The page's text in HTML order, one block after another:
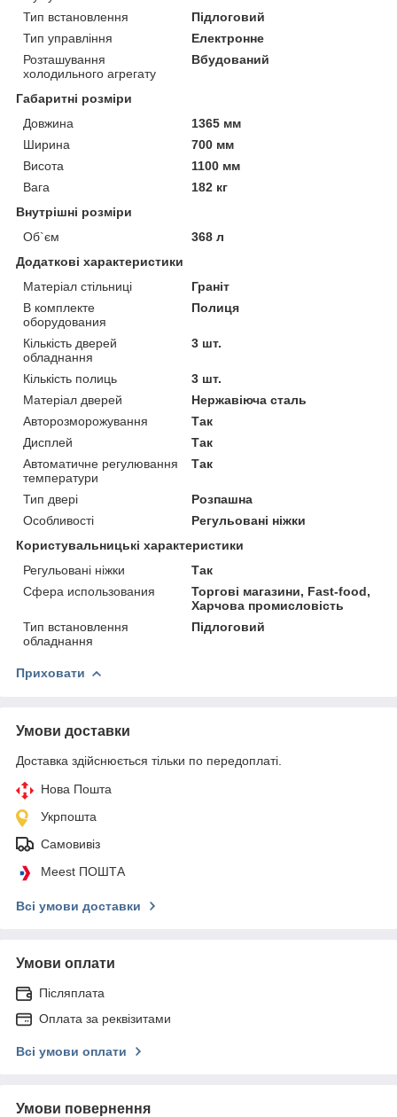
Тип встановлення
Підлоговий
Тип управління
Електронне
Розташування
холодильного агрегату
Вбудований
Габаритні розміри
Довжина
1365 мм
Ширина
700 мм
Висота
1100 мм
Вага
182 кг
Внутрішні розміри
Об`єм
368 л
Додаткові характеристики
Матеріал стільниці
Граніт
В комплекте
оборудования
Полиця
Кількість дверей
обладнання
3 шт.
Кількість полиць
3 шт.
Матеріал дверей
Нержавіюча сталь
Авторозморожування
Так
Дисплей
Так
Автоматичне регулювання
температури
Так
Тип двері
Розпашна
Особливості
Регульовані ніжки
Користувальницькі характеристики
Регульовані ніжки
Так
Сфера использования
Торгові магазини, Fast-food,
Харчова промисловість
Тип встановлення
обладнання
Підлоговий
Приховати
Умови доставки
Доставка здійснюється тільки по передоплаті.
Нова Пошта
Укрпошта
Самовивіз
Meest ПОШТА
Всі умови доставки
Умови оплати
Післяплата
Оплата за реквізитами
Всі умови оплати
Умови повернення